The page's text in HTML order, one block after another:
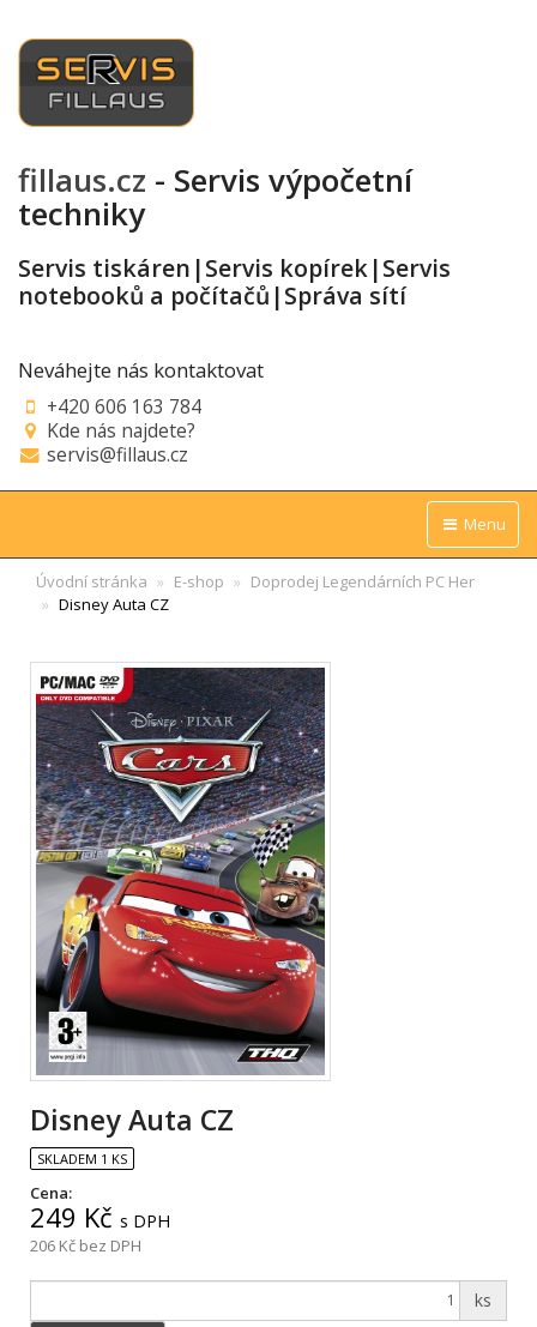
fillaus.cz - Servis výpočetní
techniky
Servis tiskáren|Servis kopírek|Servis
notebooků a počítačů|Správa sítí
Neváhejte nás kontaktovat
+420 606 163 784
Kde nás najdete?
servis@fillaus.cz
Menu
Úvodní stránka E-shop
Doprodej Legendárních PC Her
Disney Auta CZ
Disney Auta CZ
SKLADEM 1 KS
Cena:
249 Kč s DPH
206 Kč bez DPH
ks